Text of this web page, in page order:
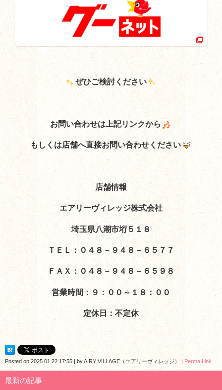
ぜひご検討ください
お問い合わせは上記リンクから
もしくは店舗へ直接お問い合わせください
店舗情報
エアリーヴィレッジ株式会社
埼玉県八潮市垳５１８
ＴＥＬ：０４８－９４８－６５７７
ＦＡＸ：０４８－９４８－６５９８
営業時間：９：００～１８：００
定休日：不定休
Posted on 2025.01.22 17:55 | byAIRY VILLAGE（エアリーヴィレッジ） | Perma Link
最新の記事